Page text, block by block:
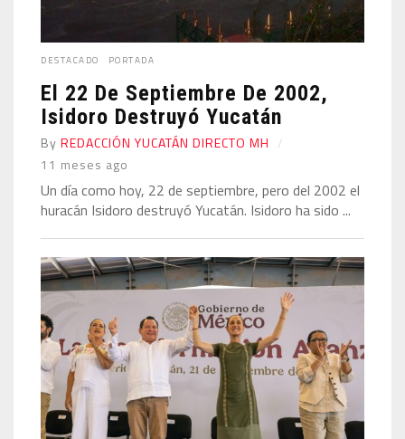
DESTACADO PORTADA
El 22 De Septiembre De 2002,
Isidoro Destruyó Yucatán
By REDACCIÓN YUCATÁN DIRECTO MH
11 meses ago
Un día como hoy, 22 de septiembre, pero del 2002 el
huracán Isidoro destruyó Yucatán. Isidoro ha sido ...